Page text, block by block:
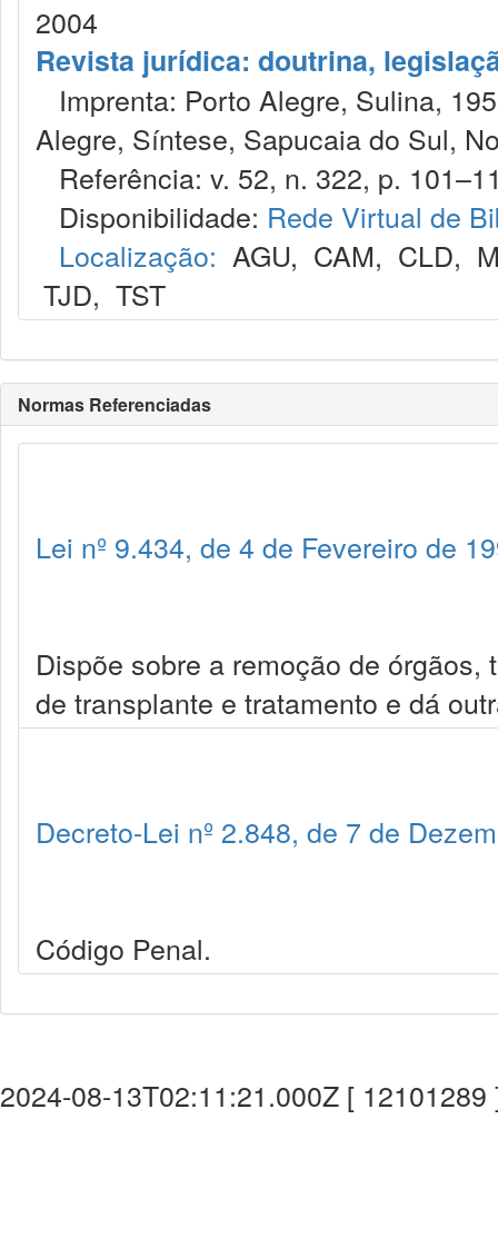
2004
Revista jurídica: doutrina,
Imprenta: Porto Alegre, Sulina,
Alegre, Síntese, Sapucaia do Sul,
Referência: v. 52, n. 322, p.
Disponibilidade: Rede Virtual de
Localização: AGU, CAM, CLD,
TJD, TST
Normas Referenciadas
Lei nº 9.434, de 4 de Fevereiro de
Dispõe sobre a remoção de
de transplante e tratamento e dá
Decreto-Lei nº 2.848, de 7 de
Código Penal.
2024-08-13T02:11:21.000Z [ 12101289